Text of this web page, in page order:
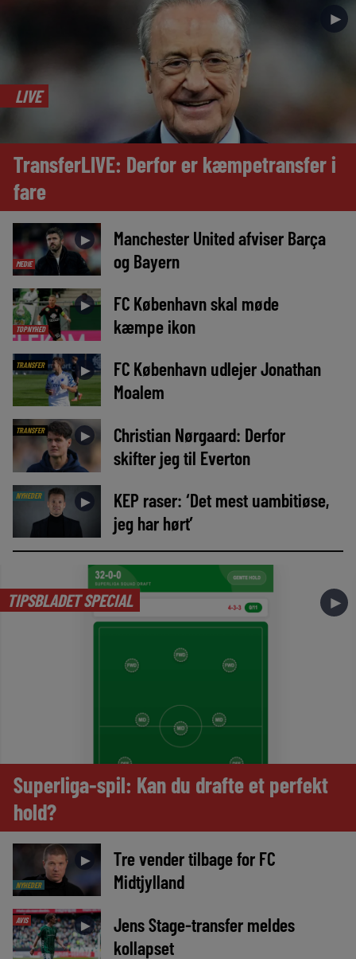
►
LIVE
TransferLIVE: Derfor er kæmpetransfer i
fare
MEDIE
►
Manchester United afviser Barça
og Bayern
TOPNYHED
►
FC København skal møde
kæmpe ikon
TRANSFER ►
FC København udlejer Jonathan
Moalem
TRANSFER ►
Christian Nørgaard: Derfor
skifter jeg til Everton
NYHEDER ►
KEP raser: ‘Det mest uambitiøse,
jeg har hørt’
TIPSBLADET SPECIAL ►
Superliga-spil: Kan du drafte et perfekt
hold?
NYHEDER
►
Tre vender tilbage for FC
Midtjylland
AVIS ►
Jens Stage-transfer meldes
kollapset